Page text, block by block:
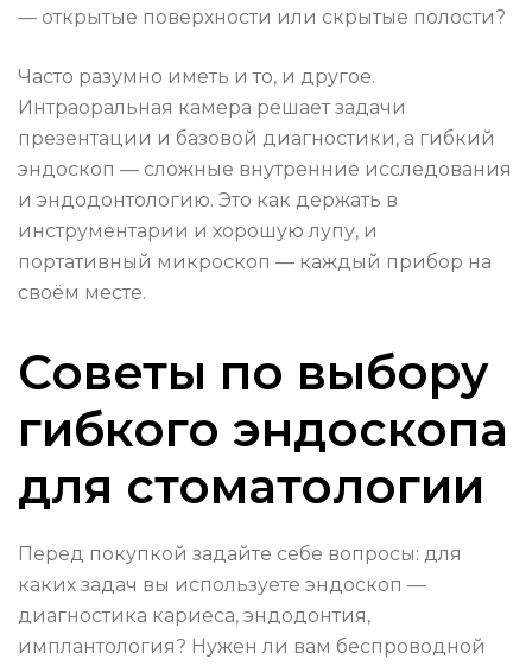
— открытые поверхности или скрытые полости?
Часто разумно иметь и то, и другое.
Интраоральная камера решает задачи
презентации и базовой диагностики, а гибкий
эндоскоп — сложные внутренние исследования
и эндодонтологию. Это как держать в
инструментарии и хорошую лупу, и
портативный микроскоп — каждый прибор на
своём месте.
Советы по выбору
гибкого эндоскопа
для стоматологии
Перед покупкой задайте себе вопросы: для
каких задач вы используете эндоскоп —
диагностика кариеса, эндодонтия,
имплантология? Нужен ли вам беспроводной